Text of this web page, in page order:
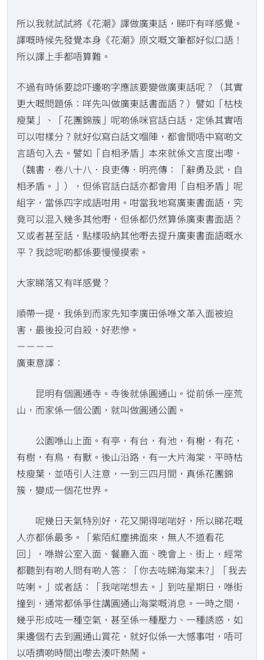
所以我就試試將《花潮》譯做廣東話，睇吓有咩感覺。
譯嘅時候先發覺本身《花潮》原文嘅文筆都好似口語！
所以譯上手都唔算難。
不過有時係要諗吓邊啲字應該要變做廣東話呢？（其實
更大嘅問題係：咩先叫做廣東話書面語？）譬如「枯枝
瘦葉」、「花團錦簇」呢啲係咪官話白話，定係其實唔
可以咁樣分？就好似寫白話文嗰陣，都會間唔中寫啲文
言語句入去。譬如「自相矛盾」本來就係文言度出嚟，
（魏書．卷八十八．良吏傳．明亮傳：「辭勇及武，自
相矛盾。」），但係官話白話亦都會用「自相矛盾」呢
組字，當係四字成語咁用。咁當我地寫廣東書面語，究
竟可以混入幾多其他嘢，但係都仍然算係廣東書面語？
又或者甚至話，點樣吸納其他嘢去提升廣東書面語嘅水
平？我諗呢啲都係要慢慢摸索。
大家睇落又有咩感覺？
順帶一提，我係到而家先知李廣田係喺文革入面被迫
害，最後投河自殺，好悲慘。
－－－－
廣東意譯：
昆明有個圓通寺。寺後就係圓通山。從前係一座荒
山，而家係一個公園，就叫做圓通公園。
公園喺山上面。有亭，有台，有池，有榭，有花，
有樹，有鳥，有獸。後山沿路，有一大片海棠，平時枯
枝瘦葉，並唔引人注意，一到三四月間，真係花團錦
簇，變成一個花世界。
呢幾日天氣特別好，花又開得啱啱好，所以睇花嘅
人亦都係最多。「紫陌紅塵拂面來，無人不道看花
回」，喺辦公室入面、餐廳入面、晚會上、街上，經常
都聽到有啲人問有啲人答：「你去咗睇海棠未?」「我去
咗喇。」或者話：「我啱啱想去。」到咗星期日，喺街
撞到，通常都係爭住講圓通山海棠嘅消息。一時之間，
幾乎形成咗一種空氣，甚至係一種壓力、一種誘惑，如
果邊個冇去到圓通山賞花，就好似係一大憾事咁，唔可
以唔擠啲時間出嚟去湊吓熱鬧。